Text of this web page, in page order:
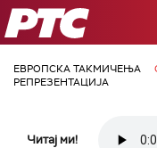
РТС
ЕВРОПСКА ТАКМИЧЕЊА
РЕПРЕЗЕНТАЦИЈА
Читај ми!